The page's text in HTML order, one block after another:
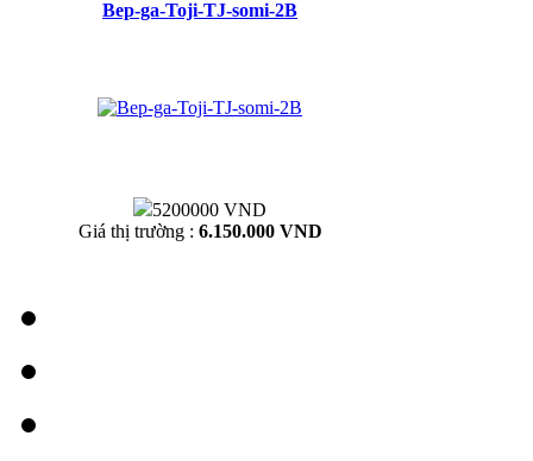
Bep-ga-Toji-TJ-somi-2B
5200000 VND
Giá thị trường : 6.150.000 VND